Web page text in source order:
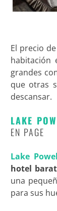
El precio
habitación
grandes
que otras
descansar.
LAKE
EN PAGE
Lake
hotel
una
para sus